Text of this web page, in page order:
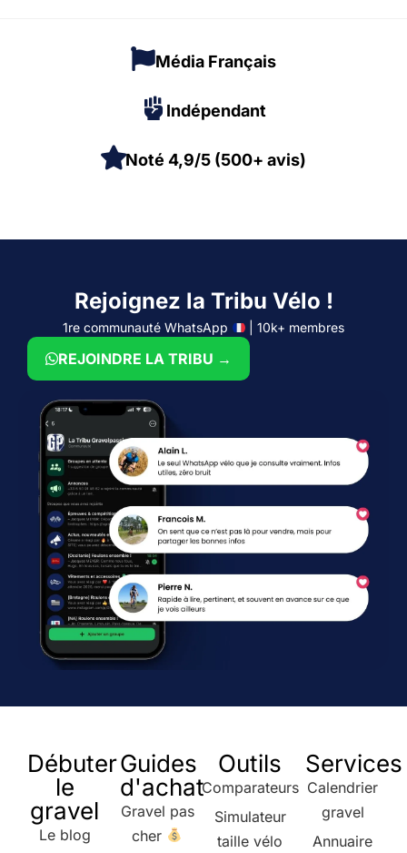
Média Français
Indépendant
Noté 4,9/5 (500+ avis)
Rejoignez la Tribu Vélo !
1re communauté WhatsApp | 10k+ membres
REJOINDRE LA TRIBU →
Débuter
le
gravel
Le blog
Guides
d'achat
Gravel pas
cher
Outils
Comparateurs
Simulateur
taille vélo
Services
Calendrier
gravel
Annuaire